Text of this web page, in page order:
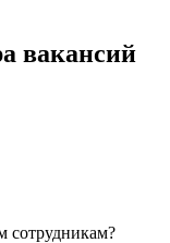
вакансий
сотрудникам?